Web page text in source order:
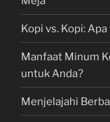
Kopi vs. Kopi:
Manfaat Minum
untuk Anda?
Menjelajahi